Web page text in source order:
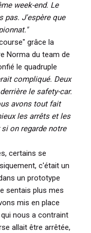
week-end. Le
pas. J'espère que
grâce la
Norma du team de
le quadruple
compliqué. Deux
le safety-car.
avons tout fait
les arrêts et les
on regarde notre
certains se
c'était un
un prototype
sentais plus mes
mis en place
nous a contraint
allait être arrêtée,